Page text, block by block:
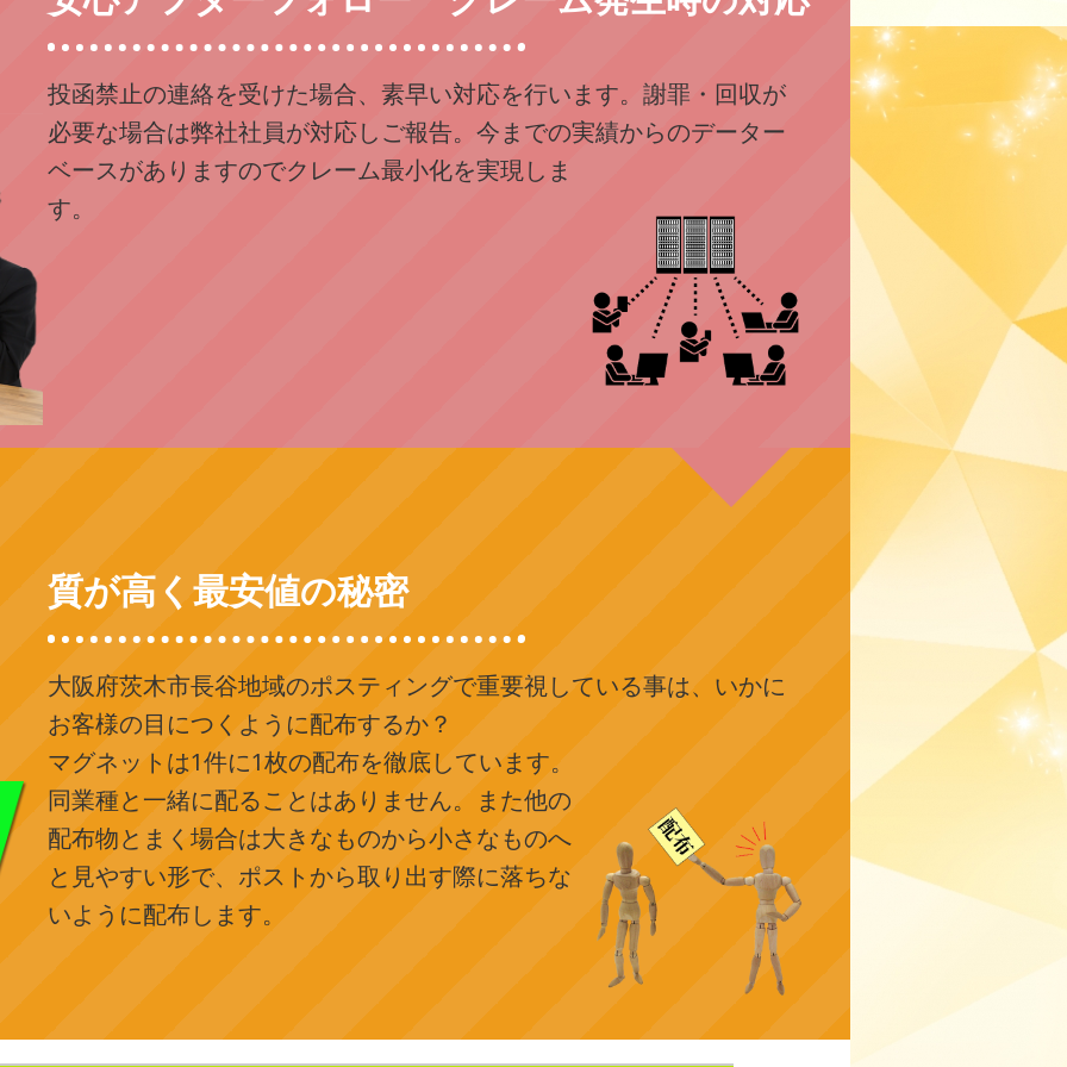
投函禁止の連絡を受けた場合、素早い対応を行います。謝罪・回収が
必要な場合は弊社社員が対応しご報告。今までの実績からのデーター
ベースがありますのでクレーム最小化を実現しま
す。
質が高く最安値の秘密
大阪府茨木市長谷地域のポスティングで重要視している事は、いかに
お客様の目につくように配布するか？
マグネットは1件に1枚の配布を徹底しています。
同業種と一緒に配ることはありません。また他の
配布物とまく場合は大きなものから小さなものへ
と見やすい形で、ポストから取り出す際に落ちな
いように配布します。